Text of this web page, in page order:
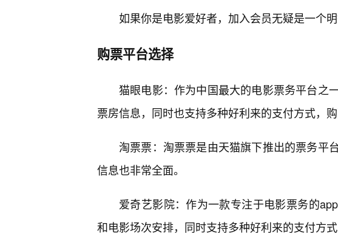
如果你是电影爱好者，加入会员无疑是一个明
购票平台选择
猫眼电影：作为中国最大的电影票务平台之
票房信息，同时也支持多种好利来的支付方式，购
淘票票：淘票票是由天猫旗下推出的票务平
信息也非常全面。
爱奇艺影院：作为一款专注于电影票务的
和电影场次安排，同时支持多种好利来的支付方式